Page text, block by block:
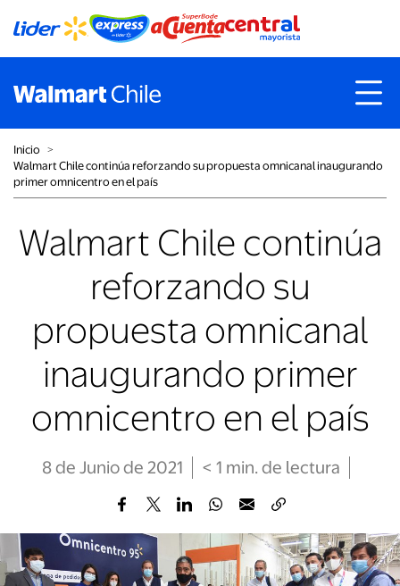
Inicio ˃
Walmart Chile continúa reforzando su propuesta omnicanal inaugurando
primer omnicentro en el país
Walmart Chile continúa
reforzando su
propuesta omnicanal
inaugurando primer
omnicentro en el país
8 de Junio de 2021 < 1 min. de lectura